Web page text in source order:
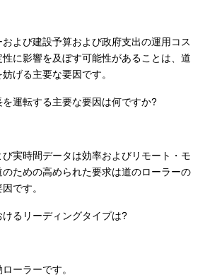
よび建設予算および政府支出の運用コス
性に影響を及ぼす可能性があることは、道
げる主要な要因です。
運転する主要な要因は何ですか?
実時間データは効率およびリモート・モ
ための高められた要求は道のローラーの
です。
るリーディングタイプは?
ーラーです。